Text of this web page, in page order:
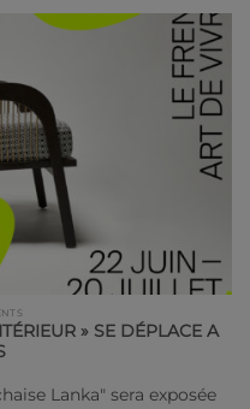
» SE DÉPLACE A
Lanka" sera exposée